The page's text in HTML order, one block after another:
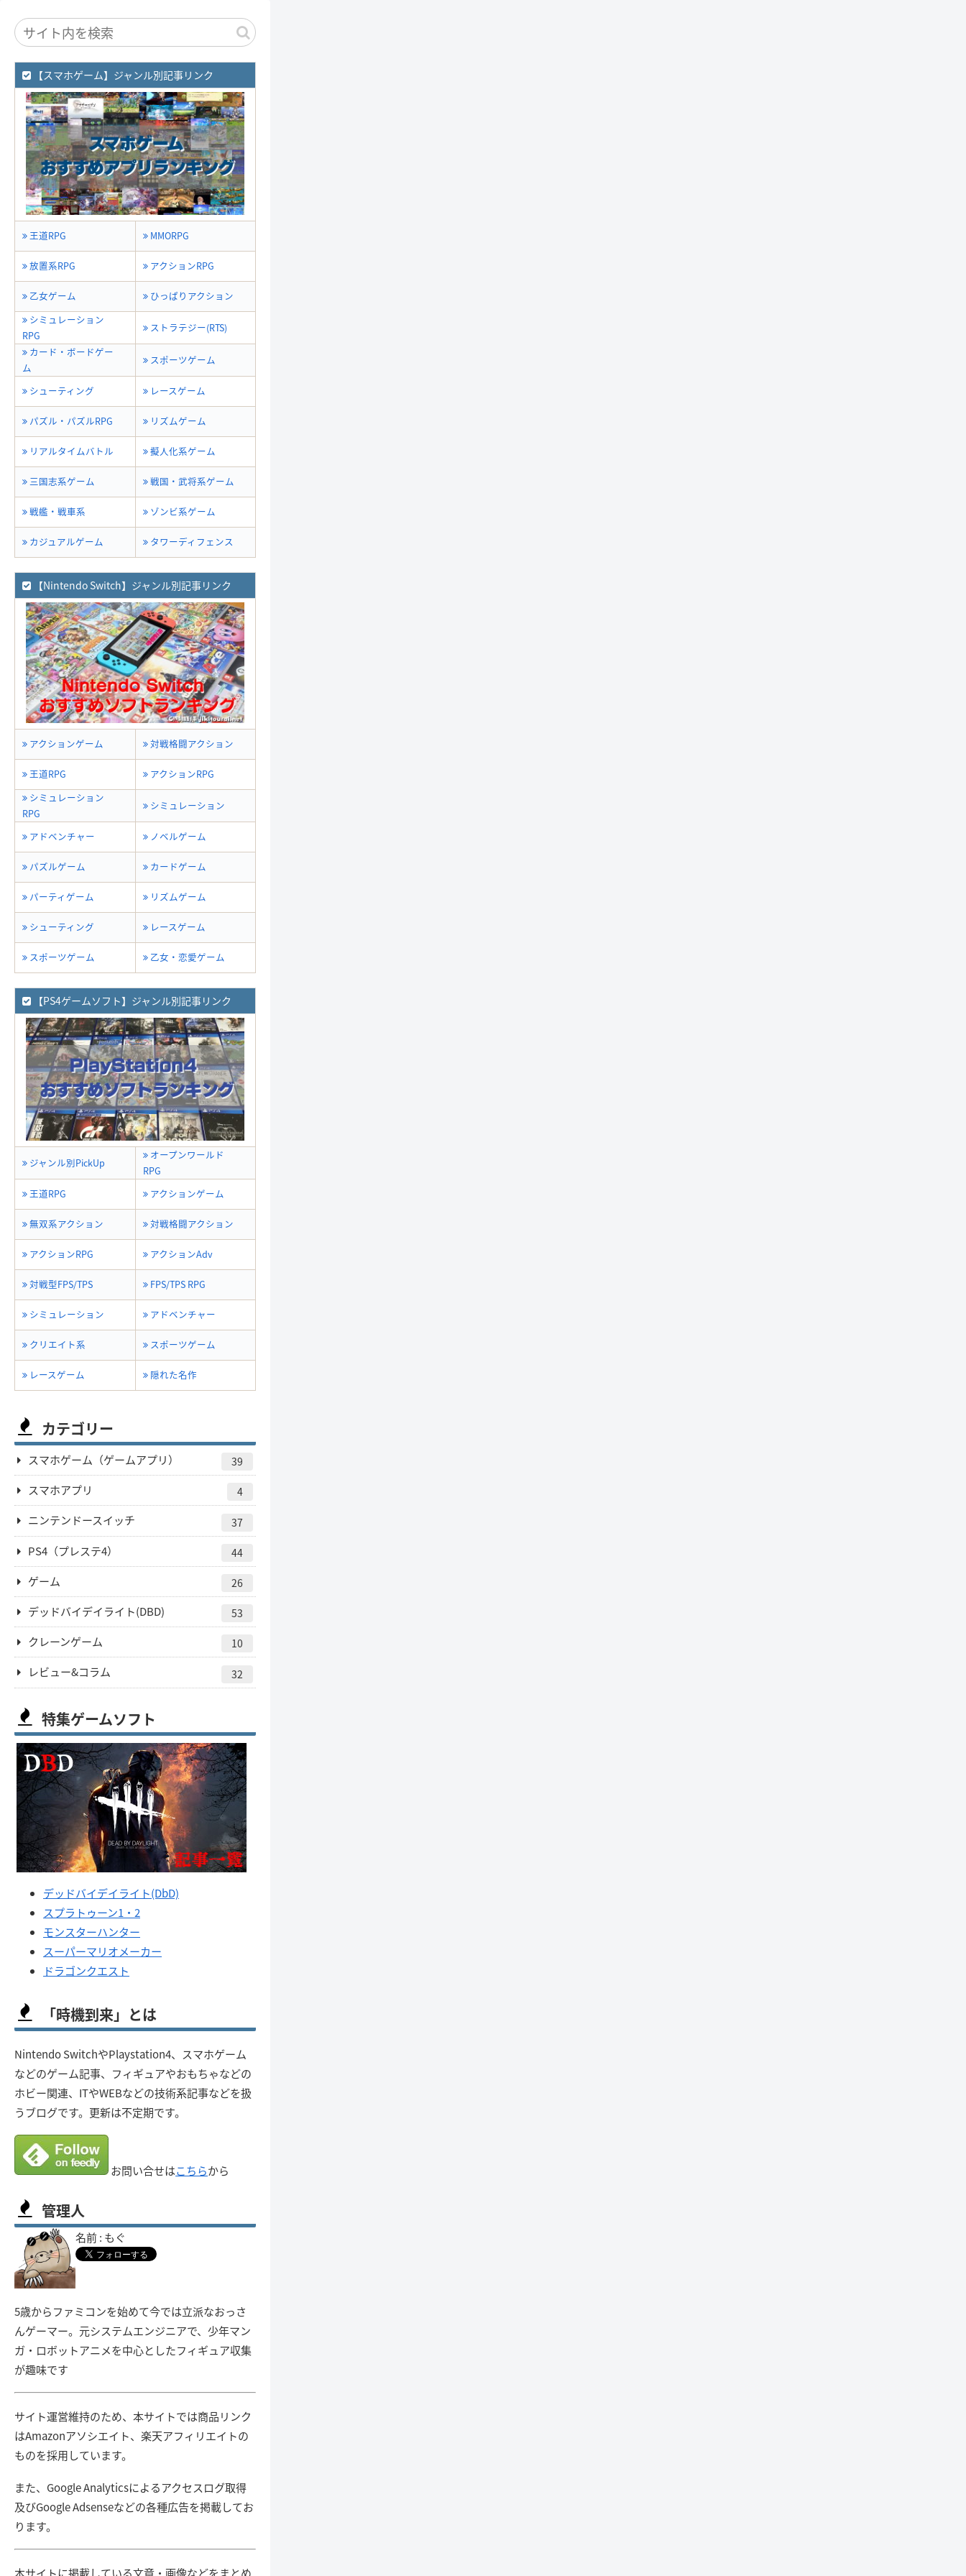
【スマホゲーム】ジャンル別記事リンク
王道RPG MMORPG
放置系RPG アクションRPG
乙女ゲーム
ひっぱりアクション
シミュレーション
RPG
ストラテジー(RTS)
カード・ボードゲー
ム
スポーツゲーム
シューティング レースゲーム
パズル・パズルRPG リズムゲーム
リアルタイムバトル 擬人化系ゲーム
三国志系ゲーム 戦国・武将系ゲーム
戦艦・戦車系 ゾンビ系ゲーム
カジュアルゲーム タワーディフェンス
【Nintendo Switch】ジャンル別記事リンク
アクションゲーム 対戦格闘アクション
王道RPG
アクションRPG
シミュレーション
RPG
シミュレーション
アドベンチャー ノベルゲーム
パズルゲーム カードゲーム
パーティゲーム リズムゲーム
シューティング レースゲーム
スポーツゲーム 乙女・恋愛ゲーム
【PS4ゲームソフト】ジャンル別記事リンク
ジャンル別PickUp
オープンワールド
RPG
王道RPG
アクションゲーム
無双系アクション 対戦格闘アクション
アクションRPG アクションAdv
対戦型FPS/TPS FPS/TPS RPG
シミュレーション アドベンチャー
クリエイト系 スポーツゲーム
レースゲーム 隠れた名作
カテゴリー
スマホゲーム（ゲームアプリ） 39
スマホアプリ 4
ニンテンドースイッチ 37
PS4（プレステ4） 44
ゲーム 26
デッドバイデイライト(DBD) 53
クレーンゲーム 10
レビュー&コラム 32
特集ゲームソフト
デッドバイデイライト(DbD)
スプラトゥーン1・2
モンスターハンター
スーパーマリオメーカー
ドラゴンクエスト
「時機到来」とは
Nintendo SwitchやPlaystation4、スマホゲーム
などのゲーム記事、フィギュアやおもちゃなどの
ホビー関連、ITやWEBなどの技術系記事などを扱
うブログです。更新は不定期です。
お問い合せはこちらから
管理人
名前 : もぐ
5歳からファミコンを始めて今では立派なおっさ
んゲーマー。元システムエンジニアで、少年マン
ガ・ロボットアニメを中心としたフィギュア収集
が趣味です
サイト運営維持のため、本サイトでは商品リンク
はAmazonアソシエイト、楽天アフィリエイトの
ものを採用しています。
また、Google Analyticsによるアクセスログ取得
及びGoogle Adsenseなどの各種広告を掲載してお
ります。
本サイトに掲載している文章・画像などをまとめ